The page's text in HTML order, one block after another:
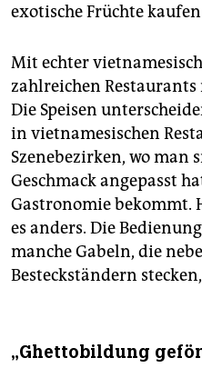
exotische Früchte
Mit echter
zahlreichen
Die Speisen
in vietnamesischen
Szenebezirken, wo man
Geschmack angepasst
Gastronomie bekommt.
es anders. Die
manche Gabeln, die
Besteckständern
„Ghettobildung